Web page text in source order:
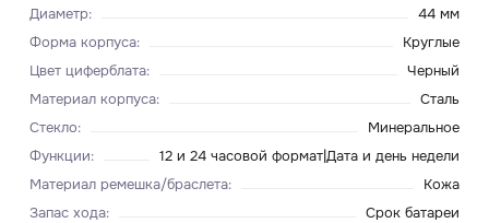
Диаметр:
44 мм
Форма корпуса:
Круглые
Цвет циферблата:
Черный
Материал корпуса:
Сталь
Стекло:
Минеральное
Функции:
12 и 24 часовой формат|Дата и день недели
Материал ремешка/браслета:
Кожа
Запас хода:
Срок батареи